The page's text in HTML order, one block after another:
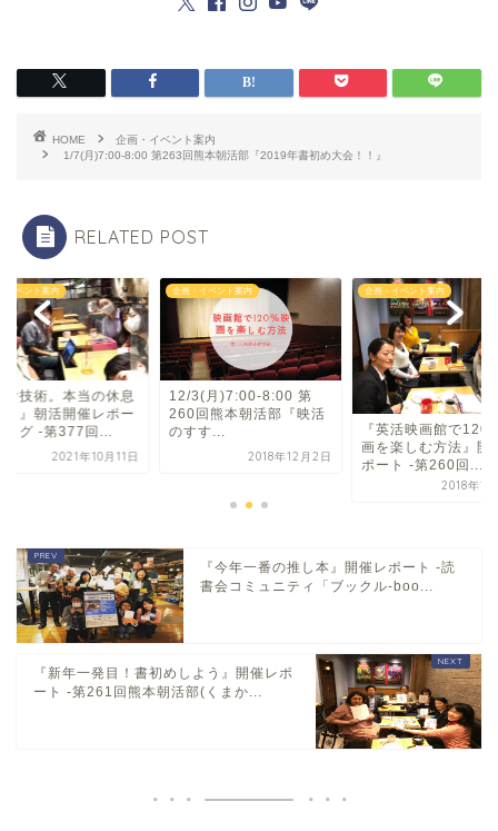
HOME
企画・イベント案内
1/7(月)7:00-8:00 第263回熊本朝活部『2019年書初め大会！！』
RELATED POST
イベント案内
む技術。本当の休息
？』朝活開催レポー
ログ -第377回...
2021年10月11日
企画・イベント案内
12/3(月)7:00-8:00 第
260回熊本朝活部『映活
のすす...
2018年12月2日
企画・イベント案内
『英活映画館で
画を楽しむ方法』開
ポート -第260回...
2018年12
『今年一番の推し本』開催レポート -読
書会コミュニティ「ブックル-boo...
『新年一発目！書初めしよう』開催レポ
ート -第261回熊本朝活部(くまか...